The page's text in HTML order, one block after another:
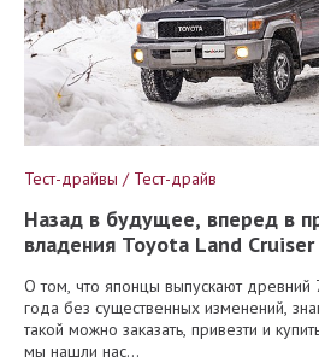
Тест-драйвы / Тест-драйв
Назад в будущее, вперед в
владения Toyota Land
О том, что японцы выпускают древний
года без существенных изменений,
такой можно заказать, привезти и
мы нашли нас...